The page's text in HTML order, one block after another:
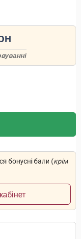
бонусні бали (крім